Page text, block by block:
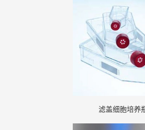
滤盖细胞培养